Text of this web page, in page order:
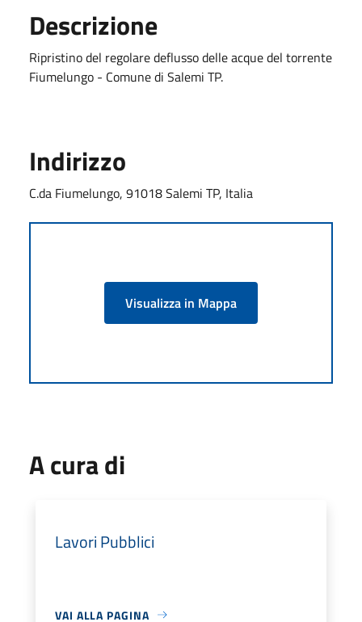
Descrizione
Ripristino del regolare deflusso delle acque del torrente
Fiumelungo - Comune di Salemi TP.
Indirizzo
C.da Fiumelungo, 91018 Salemi TP, Italia
Visualizza in Mappa
A cura di
Lavori Pubblici
VAI ALLA PAGINA